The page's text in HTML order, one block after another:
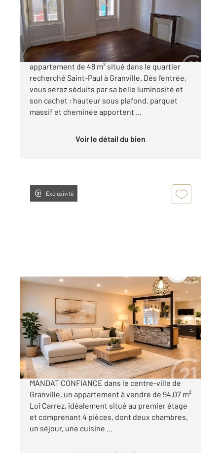
Appartement F2 à vendre
167 000 €
CENTURY 21 Royer Immo vous propose cet
appartement de 48 m² situé dans le quartier
recherché Saint-Paul à Granville. Dès l'entrée,
vous serez séduits par sa belle luminosité et
son cachet : hauteur sous plafond, parquet
massif et cheminée apportent ...
Voir le détail du bien
Exclusivité
GRANVILLE 50
, 6 pièces
Ref : 43703
Appartement F3 à vendre
246 000 €
CENTURY 21 Royer Immo vous propose EN
MANDAT CONFIANCE dans le centre-ville de
Granville, un appartement à vendre de 94,07 m²
Loi Carrez, idéalement situé au premier étage
et comprenant 4 pièces, dont deux chambres,
un séjour, une cuisine ...